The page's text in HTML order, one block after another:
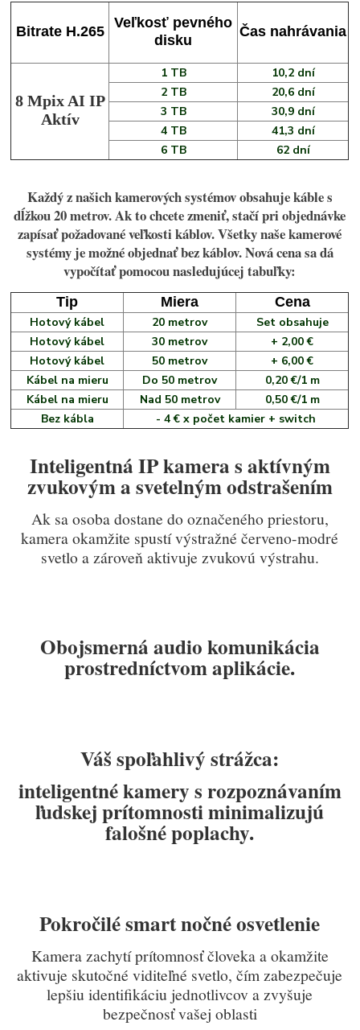
Bitrate H.265
Veľkosť pevného
disku
Čas nahrávania
8 Mpix AI IP
Aktív
1 TB
10,2 dní
2 TB
20,6 dní
3 TB
30,9 dní
4 TB
41,3 dní
6 TB
62 dní
Každý z našich kamerových systémov obsahuje káble s
dĺžkou 20 metrov. Ak to chcete zmeniť, stačí pri objednávke
zapísať požadované veľkosti káblov. Všetky naše kamerové
systémy je možné objednať bez káblov. Nová cena sa dá
vypočítať pomocou nasledujúcej tabuľky:
Tip Miera Cena
Hotový kábel 20 metrov
Set obsahuje
Hotový kábel
30 metrov
+ 2,00 €
Hotový kábel
50 metrov
+ 6,00 €
Kábel na mieru
Do 50 metrov
0,20 €/1 m
Kábel na mieru
Nad 50 metrov
0,50 €/1 m
Bez kábla
- 4 € x počet kamier + switch
Inteligentná IP kamera s aktívným
zvukovým a svetelným odstrašením
Ak sa osoba dostane do označeného priestoru,
kamera okamžite spustí výstražné červeno-modré
svetlo a zároveň aktivuje zvukovú výstrahu.
Obojsmerná audio komunikácia
prostredníctvom aplikácie.
Váš spoľahlivý strážca:
inteligentné kamery s rozpoznávaním
ľudskej prítomnosti minimalizujú
falošné poplachy.
Pokročilé smart nočné osvetlenie
Kamera zachytí prítomnosť človeka a okamžite
aktivuje skutočné viditeľné svetlo, čím zabezpečuje
lepšiu identifikáciu jednotlivcov a zvyšuje
bezpečnosť vašej oblasti